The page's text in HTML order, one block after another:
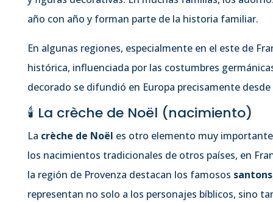
año con año y forman parte de la historia familiar.
En algunas regiones, especialmente en el este de
histórica, influenciada por las costumbres
decorado se difundió en Europa precisamente
🕯️ La crèche de Noël (nacimiento)
La crèche de Noël es otro elemento muy
los nacimientos tradicionales de otros países, en
la región de Provenza destacan los famosos santons
representan no solo a los personajes bíblicos, sino